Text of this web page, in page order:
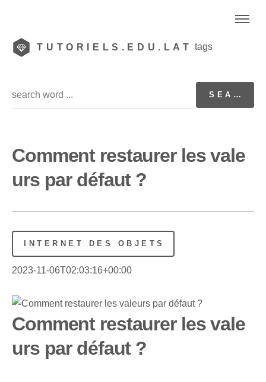
TUTORIELS.EDU.LAT tags
Comment restaurer les vale
urs par défaut ?
INTERNET DES OBJETS
2023-11-06T02:03:16+00:00
Comment restaurer les vale
urs par défaut ?